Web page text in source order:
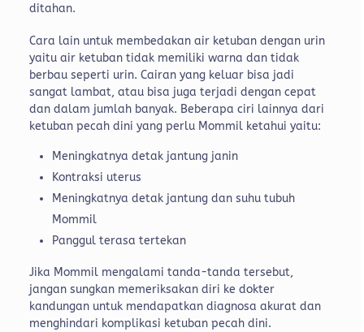
ditahan.
Cara lain untuk membedakan air ketuban dengan urin
yaitu air ketuban tidak memiliki warna dan tidak
berbau seperti urin. Cairan yang keluar bisa jadi
sangat lambat, atau bisa juga terjadi dengan cepat
dan dalam jumlah banyak. Beberapa ciri lainnya dari
ketuban pecah dini yang perlu Mommil ketahui yaitu:
Meningkatnya detak jantung janin
Kontraksi uterus
Meningkatnya detak jantung dan suhu tubuh
Mommil
Panggul terasa tertekan
Jika Mommil mengalami tanda-tanda tersebut,
jangan sungkan memeriksakan diri ke dokter
kandungan untuk mendapatkan diagnosa akurat dan
menghindari komplikasi ketuban pecah dini.